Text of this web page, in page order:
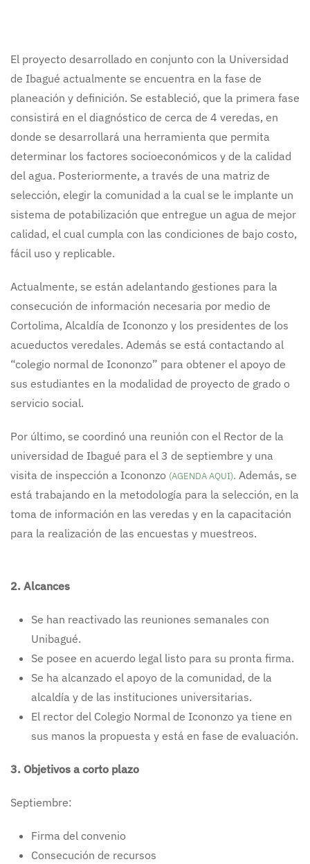
El proyecto desarrollado en conjunto con la Universidad
de Ibagué actualmente se encuentra en la fase de
planeación y definición. Se estableció, que la primera fase
consistirá en el diagnóstico de cerca de 4 veredas, en
donde se desarrollará una herramienta que permita
determinar los factores socioeconómicos y de la calidad
del agua. Posteriormente, a través de una matriz de
selección, elegir la comunidad a la cual se le implante un
sistema de potabilización que entregue un agua de mejor
calidad, el cual cumpla con las condiciones de bajo costo,
fácil uso y replicable.
Actualmente, se están adelantando gestiones para la
consecución de información necesaria por medio de
Cortolima, Alcaldía de Icononzo y los presidentes de los
acueductos veredales. Además se está contactando al
“colegio normal de Icononzo” para obtener el apoyo de
sus estudiantes en la modalidad de proyecto de grado o
servicio social.
Por último, se coordinó una reunión con el Rector de la
universidad de Ibagué para el 3 de septiembre y una
visita de inspección a Icononzo (AGENDA AQUI). Además, se
está trabajando en la metodología para la selección, en la
toma de información en las veredas y en la capacitación
para la realización de las encuestas y muestreos.
2. Alcances
Se han reactivado las reuniones semanales con
Unibagué.
Se posee en acuerdo legal listo para su pronta firma.
Se ha alcanzado el apoyo de la comunidad, de la
alcaldía y de las instituciones universitarias.
El rector del Colegio Normal de Icononzo ya tiene en
sus manos la propuesta y está en fase de evaluación.
3. Objetivos a corto plazo
Septiembre:
Firma del convenio
Consecución de recursos